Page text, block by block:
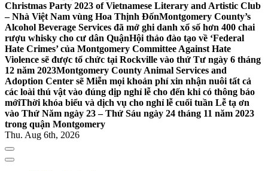
Christmas Party 2023 of Vietnamese Literary and Artistic Club
– Nhà Việt Nam vùng Hoa Thịnh ĐốnMontgomery County’s
Alcohol Beverage Services đã mở ghi danh xổ số hơn 400 chai
rượu whisky cho cư dân QuậnHội thảo đào tạo về ‘Federal
Hate Crimes’ của Montgomery Committee Against Hate
Violence sẽ được tổ chức tại Rockville vào thứ Tư ngày 6 tháng
12 năm 2023Montgomery County Animal Services and
Adoption Center sẽ Miễn mọi khoản phí xin nhận nuôi tất cả
các loài thú vật vào đúng dịp nghỉ lễ cho đến khi có thông báo
mớiThời khóa biểu và dịch vụ cho nghỉ lễ cuối tuần Lễ tạ ơn
vào Thứ Năm ngày 23 – Thứ Sáu ngày 24 tháng 11 năm 2023
trong quận Montgomery
Thu. Aug 6th, 2026